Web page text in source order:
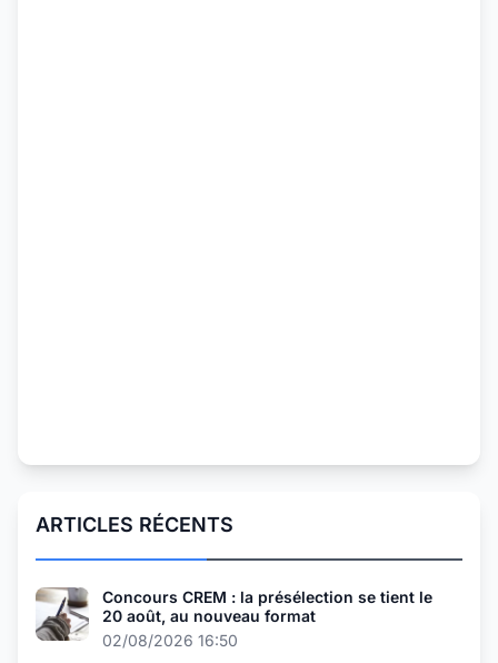
ARTICLES RÉCENTS
Concours CREM : la présélection se tient le
20 août, au nouveau format
02/08/2026 16:50